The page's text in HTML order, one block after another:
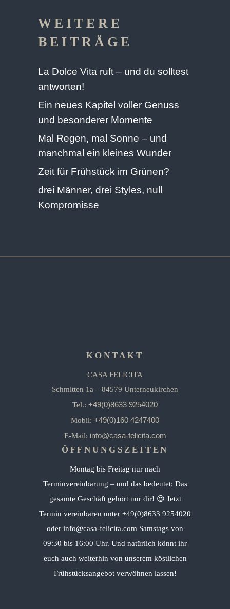
WEITERE
BEITRÄGE
La Dolce Vita ruft – und du solltest
antworten!
Ein neues Kapitel voller Genuss
und besonderer Momente
Mal Regen, mal Sonne – und
manchmal ein kleines Wunder
Zeit für Frühstück im Grünen?
drei Männer, drei Styles, null
Kompromisse
KONTAKT
CASA FELICITA
Schmitten 1a – 84579 Unterneukirchen
Tel.: +49(0)8633 9254020
Mobil: +49(0)160 4247400
E-Mail: info@casa-felicita.com
ÖFFNUNGSZEITEN
Montag bis Freitag nur nach
Terminvereinbarung – und das bedeutet: Das
gesamte Geschäft gehört nur dir! 😍 Jetzt
Termin vereinbaren unter +49(0)8633 9254020
oder info@casa-felicita.com Samstags von
09:30 bis 16:00 Uhr. Und natürlich könnt ihr
euch auch weiterhin von unserem köstlichen
Frühstücksangebot verwöhnen lassen!